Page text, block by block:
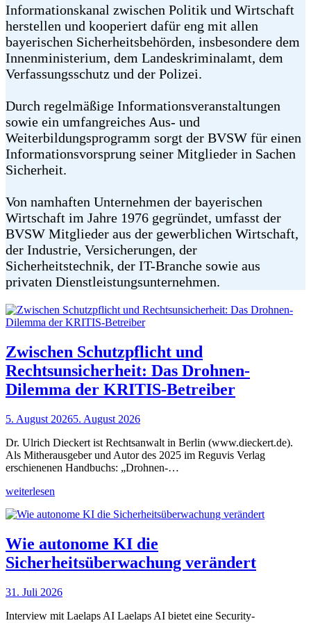
Informationskanal zwischen Politik und Wirtschaft
herstellen und kooperiert dafür eng mit allen
bayerischen Sicherheitsbehörden, insbesondere dem
Innenministerium, dem Landeskriminalamt, dem
Verfassungsschutz und der Polizei.
Durch regelmäßige Informationsveranstaltungen
sowie ein umfangreiches Aus- und
Weiterbildungsprogramm sorgt der BVSW für einen
Informationsvorsprung seiner Mitglieder in Sachen
Sicherheit.
Von namhaften Unternehmen der bayerischen
Wirtschaft im Jahre 1976 gegründet, umfasst der
BVSW Mitglieder aus der gewerblichen Wirtschaft,
der Industrie, Versicherungen, der
Sicherheitstechnik, der IT-Branche sowie aus
privaten Dienstleistungsunternehmen.
Zwischen Schutzpflicht und
Rechtsunsicherheit: Das Drohnen-
Dilemma der KRITIS-Betreiber
5. August 20265. August 2026
Dr. Ulrich Dieckert ist Rechtsanwalt in Berlin (www.dieckert.de).
Als Mitherausgeber und Autor des 2025 im Reguvis Verlag
erschienenen Handbuchs: „Drohnen-…
weiterlesen
Wie autonome KI die
Sicherheitsüberwachung verändert
31. Juli 2026
Interview mit Laelaps AI Laelaps AI bietet eine Security-